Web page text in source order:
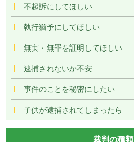
不起訴にしてほしい
執行猶予にしてほしい
無実・無罪を証明してほしい
逮捕されないか不安
事件のことを秘密にしたい
子供が逮捕されてしまったら
裁判の種類